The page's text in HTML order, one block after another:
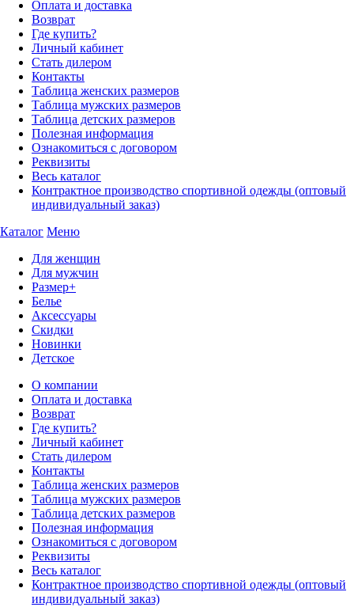
Оплата и доставка
Возврат
Где купить?
Личный кабинет
Стать дилером
Контакты
Таблица женских размеров
Таблица мужских размеров
Таблица детских размеров
Полезная информация
Ознакомиться с договором
Реквизиты
Весь каталог
Контрактное производство спортивной одежды (оптовый
индивидуальный заказ)
Каталог Меню
Для женщин
Для мужчин
Размер+
Белье
Аксессуары
Скидки
Новинки
Детское
О компании
Оплата и доставка
Возврат
Где купить?
Личный кабинет
Стать дилером
Контакты
Таблица женских размеров
Таблица мужских размеров
Таблица детских размеров
Полезная информация
Ознакомиться с договором
Реквизиты
Весь каталог
Контрактное производство спортивной одежды (оптовый
индивидуальный заказ)